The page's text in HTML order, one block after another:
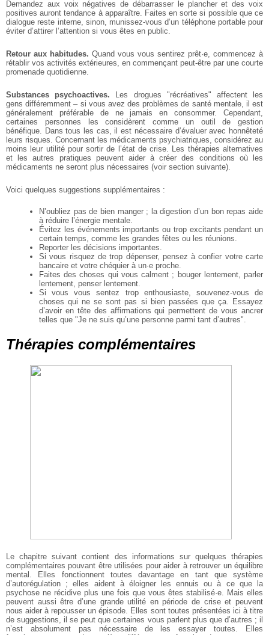
Demandez aux voix négatives de débarrasser le plancher et des voix
positives auront tendance à apparaître. Faites en sorte si possible que ce
dialogue reste interne, sinon, munissez-vous d’un téléphone portable pour
éviter d’attirer l’attention si vous êtes en public.
Retour aux habitudes. Quand vous vous sentirez prêt·e, commencez à
rétablir vos activités extérieures, en commençant peut-être par une courte
promenade quotidienne.
Substances psychoactives. Les drogues "récréatives" affectent les
gens différemment – si vous avez des problèmes de santé mentale, il est
généralement préférable de ne jamais en consommer. Cependant,
certaines personnes les considèrent comme un outil de gestion
bénéfique. Dans tous les cas, il est nécessaire d’évaluer avec honnêteté
leurs risques. Concernant les médicaments psychiatriques, considérez au
moins leur utilité pour sortir de l’état de crise. Les thérapies alternatives
et les autres pratiques peuvent aider à créer des conditions où les
médicaments ne seront plus nécessaires (voir section suivante).
Voici quelques suggestions supplémentaires :
N’oubliez pas de bien manger ; la digestion d’un bon repas aide
à réduire l’énergie mentale.
Évitez les événements importants ou trop excitants pendant un
certain temps, comme les grandes fêtes ou les réunions.
Reporter les décisions importantes.
Si vous risquez de trop dépenser, pensez à confier votre carte
bancaire et votre chéquier à un·e proche.
Faites des choses qui vous calment ; bouger lentement, parler
lentement, penser lentement.
Si vous vous sentez trop enthousiaste, souvenez-vous de
choses qui ne se sont pas si bien passées que ça. Essayez
d’avoir en tête des affirmations qui permettent de vous ancrer
telles que "Je ne suis qu’une personne parmi tant d’autres".
Thérapies complémentaires
Le chapitre suivant contient des informations sur quelques thérapies
complémentaires pouvant être utilisées pour aider à retrouver un équilibre
mental. Elles fonctionnent toutes davantage en tant que système
d’autorégulation ; elles aident à éloigner les ennuis ou à ce que la
psychose ne récidive plus une fois que vous êtes stabilisé·e. Mais elles
peuvent aussi être d’une grande utilité en période de crise et peuvent
nous aider à repousser un épisode. Elles sont toutes présentées ici à titre
de suggestions, il se peut que certaines vous parlent plus que d’autres ; il
n’est absolument pas nécessaire de les essayer toutes. Elles